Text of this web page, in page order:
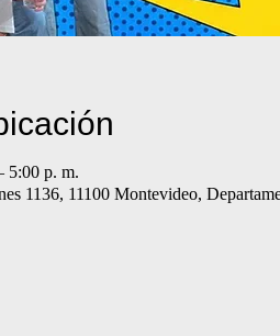
5:00 p. m.
1136, 11100 Montevideo,